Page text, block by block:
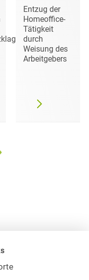
Entzug der
Homeoffice-
Tätigkeit
durch
Weisung des
Arbeitgebers